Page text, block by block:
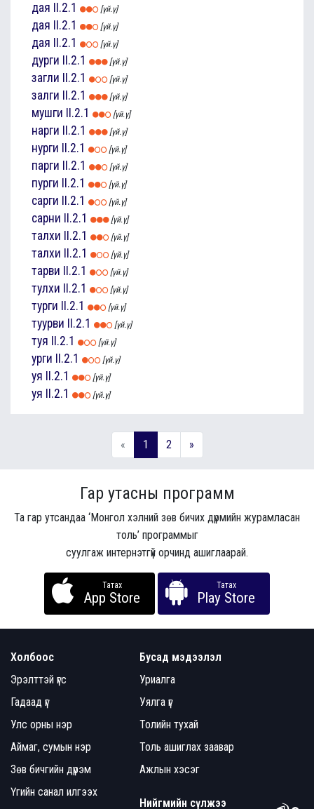
дая II.2.1 [үй.ү]
дая II.2.1 [үй.ү]
дая II.2.1 [үй.ү]
дурги II.2.1 [үй.ү]
загли II.2.1 [үй.ү]
залги II.2.1 [үй.ү]
мушги II.2.1 [үй.ү]
нарги II.2.1 [үй.ү]
нурги II.2.1 [үй.ү]
парги II.2.1 [үй.ү]
пурги II.2.1 [үй.ү]
сарги II.2.1 [үй.ү]
сарни II.2.1 [үй.ү]
талхи II.2.1 [үй.ү]
талхи II.2.1 [үй.ү]
тарви II.2.1 [үй.ү]
тулхи II.2.1 [үй.ү]
турги II.2.1 [үй.ү]
туурви II.2.1 [үй.ү]
туя II.2.1 [үй.ү]
урги II.2.1 [үй.ү]
уя II.2.1 [үй.ү]
уя II.2.1 [үй.ү]
« 1 2 »
Гар утасны программ
Та гар утсандаа ‘Монгол хэлний зөв бичих дүрмийн журамласан
толь’ программыг
суулгаж интернэтгүй орчинд ашиглаарай.
Татах
App Store
Татах
Play Store
Холбоос
Эрэлттэй үгс
Гадаад үг
Улс орны нэр
Аймаг, сумын нэр
Зөв бичгийн дүрэм
Үгийн санал илгээх
Бусад мэдээлэл
Уриалга
Уялга үг
Толийн тухай
Толь ашиглах заавар
Ажлын хэсэг
Нийгмийн сүлжээ